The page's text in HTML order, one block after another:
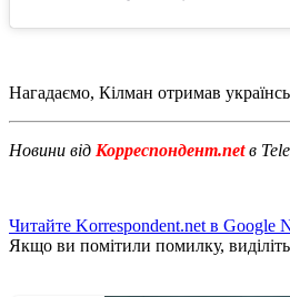
Нагадаємо, Кілман отримав
Новини від Корреспондент.netв
Читайте Korrespondent.net в Google
Якщо ви помітили помилку,